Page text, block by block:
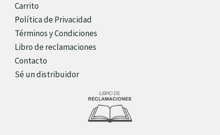
Carrito
Política de Privacidad
Términos y Condiciones
Libro de reclamaciones
Contacto
Sé un distribuidor